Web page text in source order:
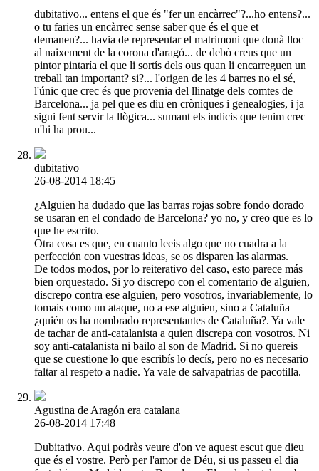
dubitativo... entens el que és "fer un encàrrec"?...ho entens?...
o tu faries un encàrrec sense saber que és el que et
demanen?... havia de representar el matrimoni que donà lloc
al naixement de la corona d'aragó... de debò creus que un
pintor pintaría el que li sortís dels ous quan li encarreguen un
treball tan important? si?... l'origen de les 4 barres no el sé,
l'únic que crec és que provenia del llinatge dels comtes de
Barcelona... ja pel que es diu en cròniques i genealogies, i ja
sigui fent servir la llògica... sumant els indicis que tenim crec
n'hi ha prou...
dubitativo
26-08-2014 18:45
¿Alguien ha dudado que las barras rojas sobre fondo dorado
se usaran en el condado de Barcelona? yo no, y creo que es lo
que he escrito.
Otra cosa es que, en cuanto leeis algo que no cuadra a la
perfección con vuestras ideas, se os disparen las alarmas.
De todos modos, por lo reiterativo del caso, esto parece más
bien orquestado. Si yo discrepo con el comentario de alguien,
discrepo contra ese alguien, pero vosotros, invariablemente, lo
tomais como un ataque, no a ese alguien, sino a Cataluña
¿quién os ha nombrado representantes de Cataluña?. Ya vale
de tachar de anti-catalanista a quien discrepa con vosotros. Ni
soy anti-catalanista ni bailo al son de Madrid. Si no quereis
que se cuestione lo que escribís lo decís, pero no es necesario
faltar al respeto a nadie. Ya vale de salvapatrias de pacotilla.
Agustina de Aragón era catalana
26-08-2014 17:48
Dubitativo. Aqui podràs veure d'on ve aquest escut que dieu
que és el vostre. Però per l'amor de Déu, si us passeu el dia